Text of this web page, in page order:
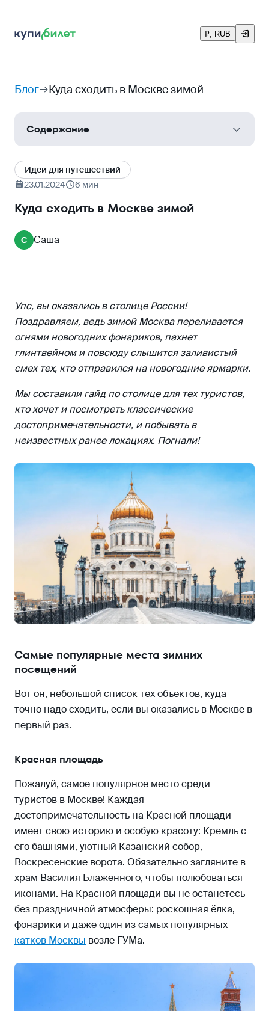
₽, RUB
Блог Куда сходить в Москве зимой
Содержание
Самые популярные места зимних посещений
Красная площадь
Государственный музей изобразительных
искусств имени А. С. Пушкина
Смотровая площадка в «Москва-Сити»
Парк «Сокольники»
Музеи
Государственный Дарвиновский музей
Музеи Булгакова
Музей космонавтики
Куда сходить вечером
Большой театр
Цирк Никулина на Цветном бульваре
Смотровая площадка Останкинской
Зимние фестивали и мероприятия
Фестиваль «Путешествие в Рождество»
«Новогодние концерты при 1 000 свечей»
«Рождество в Архангельском»
Горнолыжные склоны
Спортивный комплекс «Кант»
«Воробьёвы горы»
Куда пойти с детьми
Московский планетарий
Центр океанографии и морской биологии
«Москвариум»
Идеи для путешествий
23.01.2024
6 мин
Куда сходить в Москве зимой
С Саша
Упс, вы оказались в столице России!
Поздравляем, ведь зимой Москва переливается
огнями новогодних фонариков, пахнет
глинтвейном и повсюду слышится заливистый
смех тех, кто отправился на новогодние ярмарки.
Мы составили гайд по столице для тех туристов,
кто хочет и посмотреть классические
достопримечательности, и побывать в
неизвестных ранее локациях. Погнали!
Самые популярные места зимних
посещений
Вот он, небольшой список тех объектов, куда
точно надо сходить, если вы оказались в Москве в
первый раз.
Красная площадь
Пожалуй, самое популярное место среди
туристов в Москве! Каждая
достопримечательность на Красной площади
имеет свою историю и особую красоту: Кремль с
его башнями, уютный Казанский собор,
Воскресенские ворота. Обязательно загляните в
храм Василия Блаженного, чтобы полюбоваться
иконами. На Красной площади вы не останетесь
без праздничной атмосферы: роскошная ёлка,
фонарики и даже один из самых популярных
катков Москвы возле ГУМа.